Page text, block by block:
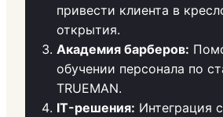
привести клиента в
открытия.
Академия барберов:
обучении персонала по
TRUEMAN.
IT-решения: Интеграция